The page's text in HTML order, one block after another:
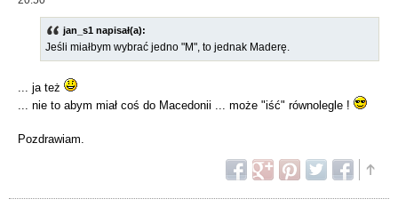
jan_s1 napisał(a):
Jeśli miałbym wybrać jedno "M", to jednak Maderę.
... ja też
... nie to abym miał coś do Macedonii ... może "iść" równolegle !
Pozdrawiam.